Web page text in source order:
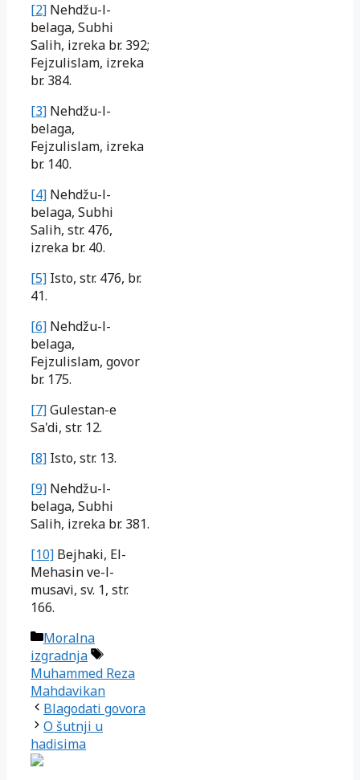
[2] Nehdžu-l-
belaga, Subhi
Salih, izreka br. 392;
Fejzulislam, izreka
br. 384.
[3] Nehdžu-l-
belaga,
Fejzulislam, izreka
br. 140.
[4] Nehdžu-l-
belaga, Subhi
Salih, str. 476,
izreka br. 40.
[5] Isto, str. 476, br.
41.
[6] Nehdžu-l-
belaga,
Fejzulislam, govor
br. 175.
[7]Gulestan-e
Sa'di, str. 12.
[8] Isto, str. 13.
[9] Nehdžu-l-
belaga, Subhi
Salih, izreka br. 381.
[10] Bejhaki, El-
Mehasin ve-l-
musavi, sv. 1, str.
166.
Kategorije
Moralna
izgradnja
Oznake
Muhammed Reza
Mahdavikan
Blagodati govora
O šutnji u
hadisima